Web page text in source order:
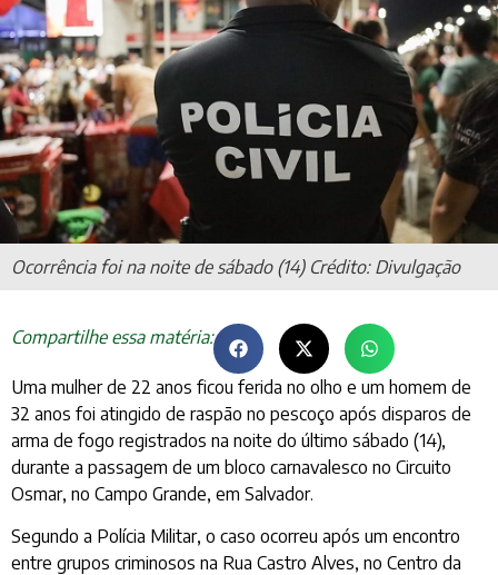
Ocorrência foi na noite de sábado (14) Crédito: Divulgação
Compartilhe essa matéria:
Uma mulher de 22 anos ficou ferida no olho e um homem de
32 anos foi atingido de raspão no pescoço após disparos de
arma de fogo registrados na noite do último sábado (14),
durante a passagem de um bloco carnavalesco no Circuito
Osmar, no Campo Grande, em Salvador.
Segundo a Polícia Militar, o caso ocorreu após um encontro
entre grupos criminosos na Rua Castro Alves, no Centro da